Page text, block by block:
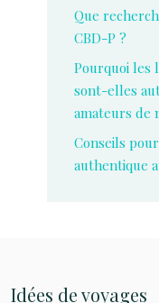
Que
CBD-P ?
Pourquoi les
sont-elles
amateurs de
Conseils
authentique
Idées de voyages